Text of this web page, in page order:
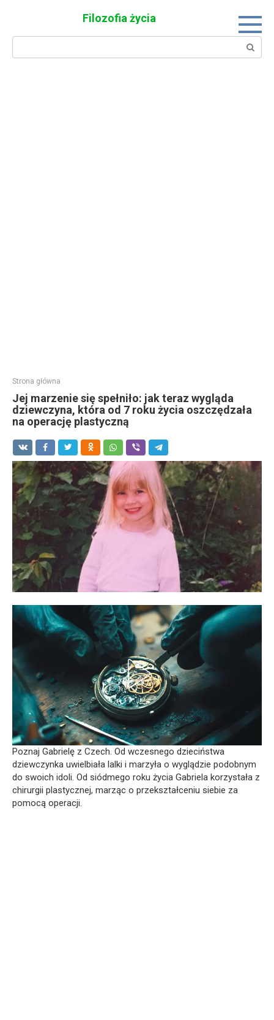
Filozofia życia
Search:
Strona główna
Jej marzenie się spełniło: jak teraz wygląda
dziewczyna, która od 7 roku życia oszczędzała
na operację plastyczną
Poznaj Gabrielę z Czech. Od wczesnego dzieciństwa
dziewczynka uwielbiała lalki i marzyła o wyglądzie podobnym
do swoich idoli. Od siódmego roku życia Gabriela korzystała z
chirurgii plastycznej, marząc o przekształceniu siebie za
pomocą operacji.